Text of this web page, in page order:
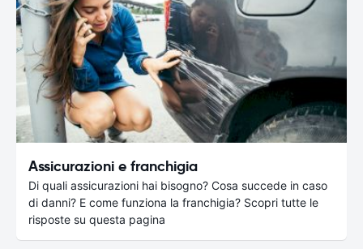
Assicurazioni e franchigia
Di quali assicurazioni hai bisogno? Cosa succede in caso
di danni? E come funziona la franchigia? Scopri tutte le
risposte su questa pagina